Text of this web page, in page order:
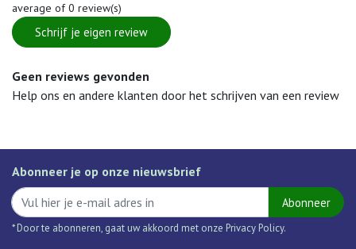
average of 0 review(s)
Schrijf je eigen review
Geen reviews gevonden
Help ons en andere klanten door het schrijven van een review
Abonneer je op onze nieuwsbrief
Abonneer
* Door te abonneren, gaat uw akkoord met onze Privacy Policy.